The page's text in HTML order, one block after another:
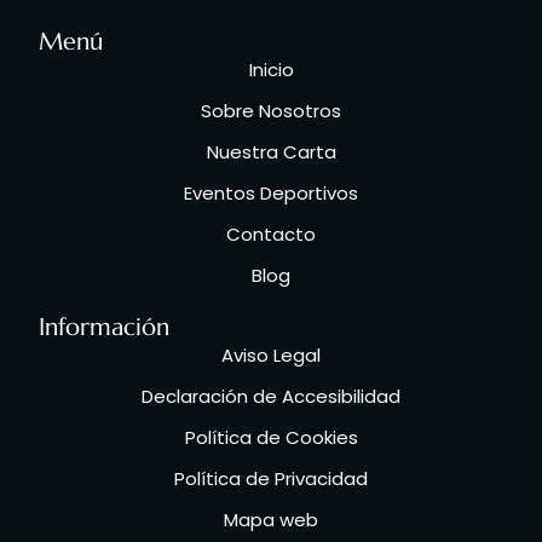
Menú
Inicio
Sobre Nosotros
Nuestra Carta
Eventos Deportivos
Contacto
Blog
Información
Aviso Legal
Declaración de Accesibilidad
Política de Cookies
Política de Privacidad
Mapa web